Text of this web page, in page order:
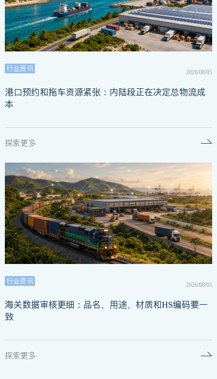
2026/08/05
行业资讯
港口预约和拖车资源紧张：内陆段正在决定总物流成
本
探索更多
2026/08/05
行业资讯
海关数据审核更细：品名、用途、材质和HS编码要一
致
探索更多